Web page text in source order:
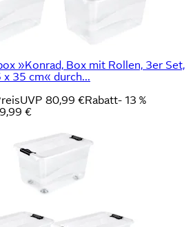
»Konrad, Box mit Rollen, 3er Set,
x 35 cm« durch...
UVP 80,99 €Rabatt- 13 %
€